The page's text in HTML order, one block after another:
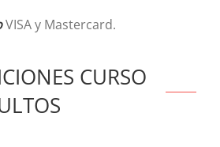
VISA y Mastercard.
CURSO